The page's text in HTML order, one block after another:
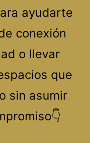
ayudarte
conexión
o llevar
que
sin asumir